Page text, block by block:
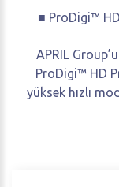
■ ProDigi™
APRIL
ProDigi™ HD
yüksek hızlı